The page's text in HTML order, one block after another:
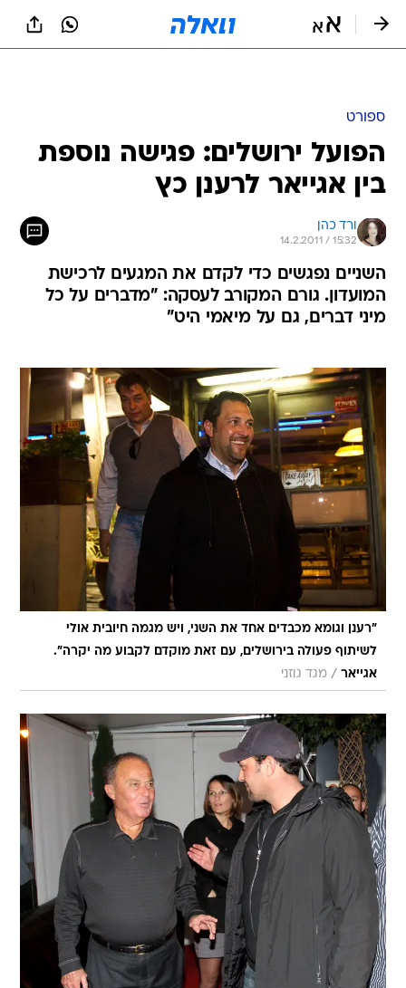
ספורט
הפועל ירושלים: פגישה נוספת
בין אגייאר לרענן כץ
ורד כהן
14.2.2011 / 15:32
השניים נפגשים כדי לקדם את המגעים לרכישת
המועדון. גורם המקורב לעסקה: "מדברים על כל
מיני דברים, גם על מיאמי היט"
"רענן וגומא מכבדים אחד את השני, ויש מגמה חיובית אולי
לשיתוף פעולה בירושלים, עם זאת מוקדם לקבוע מה יקרה".
אגייאר / מגד גוזני